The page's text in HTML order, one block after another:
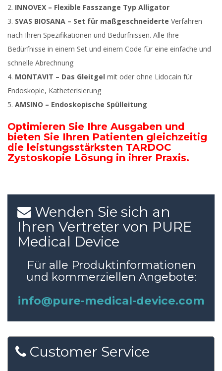
INNOVEX – Flexible Fasszange Typ Alligator
SVAS BIOSANA – Set für maßgeschneiderte Verfahren
nach Ihren Spezifikationen und Bedürfnissen. Alle Ihre
Bedürfnisse in einem Set und einem Code für eine einfache und
schnelle Abrechnung
MONTAVIT – Das Gleitgel mit oder ohne Lidocain für
Endoskopie, Katheterisierung
AMSINO – Endoskopische Spülleitung
Optimieren Sie Ihre Ausgaben und
bieten Sie Ihren Patienten gleichzeitig
die leistungsstärksten TARDOC
Zystoskopie Lösung in ihrer Praxis.
Wenden Sie sich an
Ihren Vertreter von PURE
Medical Device
Für alle Produktinformationen
und kommerziellen Angebote:
info@pure-medical-device.com
Customer Service